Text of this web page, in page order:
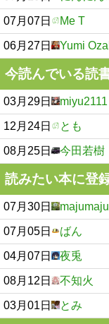
07月07日 Me T
06月27日 Yumi
今読んでいる読
03月29日 miyu2111
12月24日 とも
08月25日 今田若樹
読みたい本に登
07月30日 majumaju
07月05日 ばん
04月07日 夜兎
08月12日 不知火
03月01日 とみ